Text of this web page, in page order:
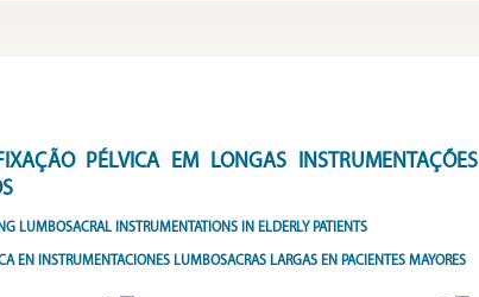
PÉLVICA EM LONGAS INSTRUMENTAÇÕES
LUMBOSACRAL INSTRUMENTATIONS IN ELDERLY PATIENTS
EN INSTRUMENTACIONES LUMBOSACRAS LARGAS EN PACIENTES MAYORES